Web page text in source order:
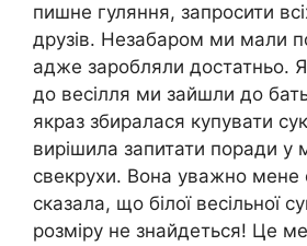
пишне гуляння, запросити
друзів. Незабаром ми мали
адже заробляли достатньо.
до весілля ми зайшли до
якраз збиралася купувати
вирішила запитати поради у
свекрухи. Вона уважно мене
сказала, що білої весільної
розміру не знайдеться! Це